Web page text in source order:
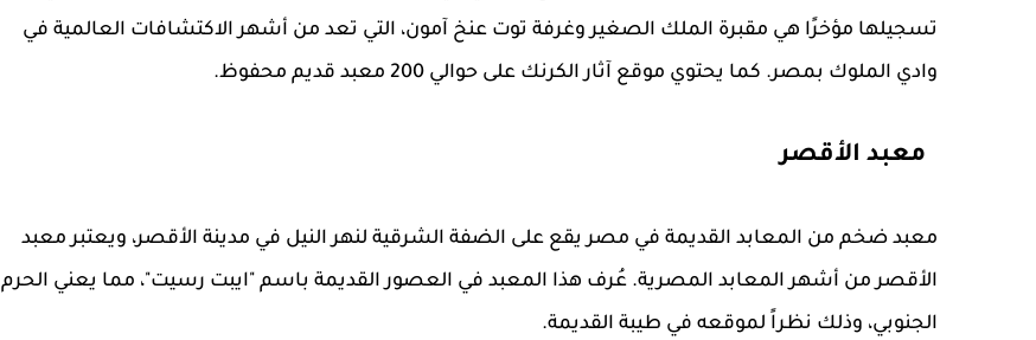
تسجيلها مؤخرًا هي مقبرة الملك الصغير وغرفة توت عنخ آمون، التي تعد من أشهر الاكتشافات العالمية في
وادي الملوك بمصر. كما يحتوي موقع آثار الكرنك على حوالي 200 معبد قديم محفوظ.
معبد الأقصر
معبد ضخم من المعابد القديمة في مصر يقع على الضفة الشرقية لنهر النيل في مدينة الأقصر، ويعتبر معبد
الأقصر من أشهر المعابد المصرية. عُرف هذا المعبد في العصور القديمة باسم "ايبت رسيت"، مما يعني الحرم
الجنوبي، وذلك نظراً لموقعه في طيبة القديمة.